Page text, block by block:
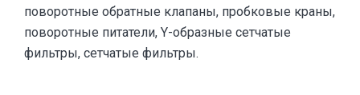
поворотные обратные клапаны, пробковые краны,
поворотные питатели, Y-образные сетчатые
фильтры, сетчатые фильтры.